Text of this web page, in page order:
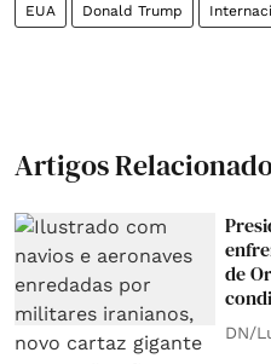
EUA Donald Trump
Artigos
de
DN/